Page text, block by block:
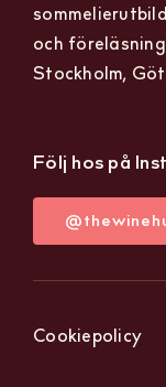
och
Stockholm,
Följ hos på
Cookiepolicy